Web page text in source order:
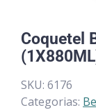
Coquetel
SKU: 6176
Categorias: